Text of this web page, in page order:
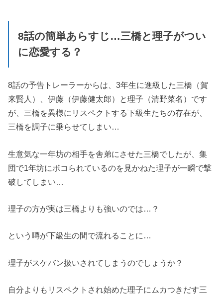
8話の簡単あらすじ…三橋と理子がつい
に恋愛する？
8話の予告トレーラーからは、3年生に進級した三橋（賀
来賢人）、伊藤（伊藤健太郎）と理子（清野菜名）です
が、三橋を異様にリスペクトする下級生たちの存在が、
三橋を調子に乗らせてしまい…
生意気な一年坊の相手を舎弟にさせた三橋でしたが、集
団で1年坊にボコられているのを見かねた理子が一瞬で撃
破してしまい…
理子の方が実は三橋よりも強いのでは…？
という噂が下級生の間で流れることに…
理子がスケバン扱いされてしまうのでしょうか？
自分よりもリスペクトされ始めた理子にムカつきだす三